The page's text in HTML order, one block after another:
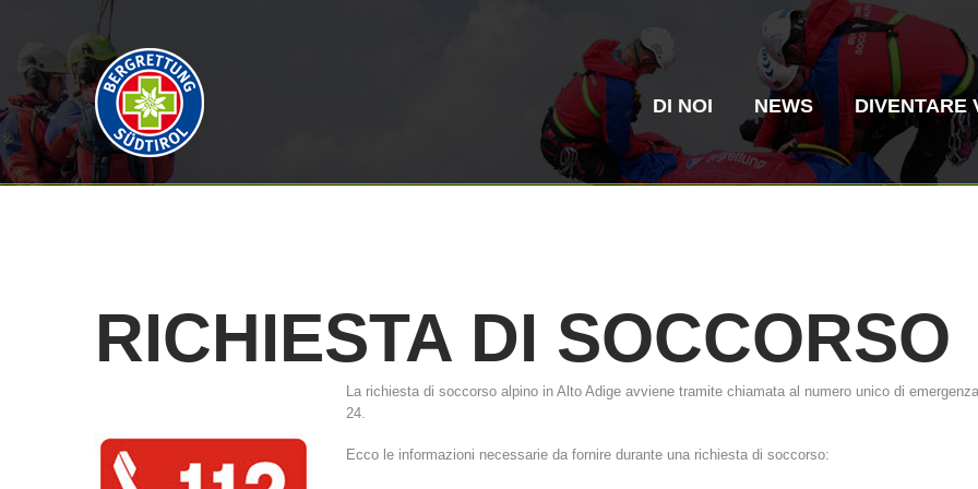
DI NOI NEWS DIVENTARE
montagna
RICHIESTA DI SOCCORSO
La richiesta di soccorso alpino in Alto Adige avviene tramite chiamata al numero unico di
24.
Ecco le informazioni necessarie da fornire durante una richiesta di soccorso: